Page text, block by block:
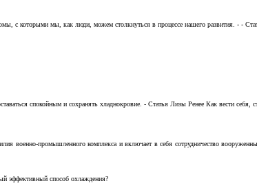
с которыми мы, как люди, можем столкнуться в процессе нашего развития. - -
спокойным и сохранять хладнокровие. - Статья Лизы Ренее Как вести себя,
военно-промышленного комплекса и включает в себя сотрудничество
эффективный способ охлаждения?